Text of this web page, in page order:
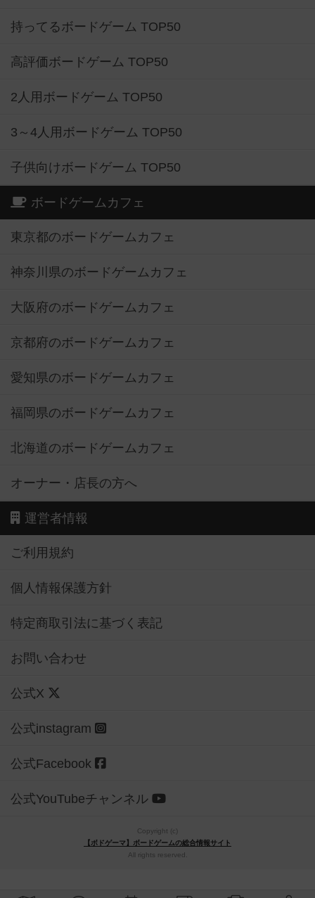
持ってるボードゲーム TOP50
高評価ボードゲーム TOP50
2人用ボードゲーム TOP50
3～4人用ボードゲーム TOP50
子供向けボードゲーム TOP50
ボードゲームカフェ
東京都のボードゲームカフェ
神奈川県のボードゲームカフェ
大阪府のボードゲームカフェ
京都府のボードゲームカフェ
愛知県のボードゲームカフェ
福岡県のボードゲームカフェ
北海道のボードゲームカフェ
オーナー・店長の方へ
運営者情報
ご利用規約
個人情報保護方針
特定商取引法に基づく表記
お問い合わせ
公式X
公式instagram
公式Facebook
公式YouTubeチャンネル
Copyright (c)
【ボドゲーマ】ボードゲームの総合情報サイト
All rights reserved.